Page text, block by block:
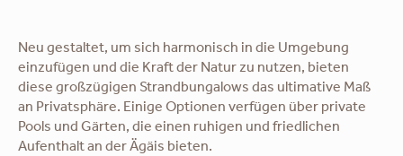
Neu gestaltet, um sich harmonisch in die Umgebung
einzufügen und die Kraft der Natur zu nutzen, bieten
diese großzügigen Strandbungalows das ultimative Maß
an Privatsphäre. Einige Optionen verfügen über private
Pools und Gärten, die einen ruhigen und friedlichen
Aufenthalt an der Ägäis bieten.